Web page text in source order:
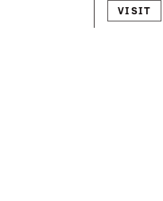
VISIT